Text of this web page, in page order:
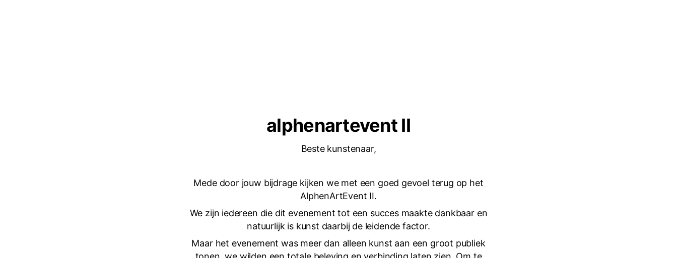
alphenartevent II
Beste kunstenaar,
Mede door jouw bijdrage kijken we met een goed gevoel terug op het
AlphenArtEvent II.
We zijn iedereen die dit evenement tot een succes maakte dankbaar en
natuurlijk is kunst daarbij de leidende factor.
Maar het evenement was meer dan alleen kunst aan een groot publiek